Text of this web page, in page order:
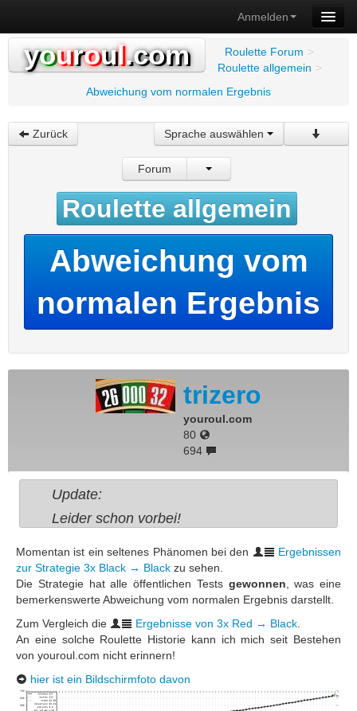
Anmelden
youroul.com Roulette Forum >
Roulette allgemein >
Abweichung vom normalen Ergebnis
Zurück Sprache auswählen
Forum
Roulette allgemein
Abweichung vom
normalen Ergebnis
trizero
youroul.com
80
694
Update:
Leider schon vorbei!
Momentan ist ein seltenes Phänomen bei den
Ergebnissen
zur Strategie 3x Black → Black zu sehen.
Die Strategie hat alle öffentlichen Tests gewonnen , was eine
bemerkenswerte Abweichung vom normalen Ergebnis darstellt.
Zum Vergleich die
Ergebnisse von 3x Red → Black
An eine solche Roulette Historie kann ich mich seit Bestehen
von youroul.com nicht erinnern!
hier ist ein Bildschirmfoto davon